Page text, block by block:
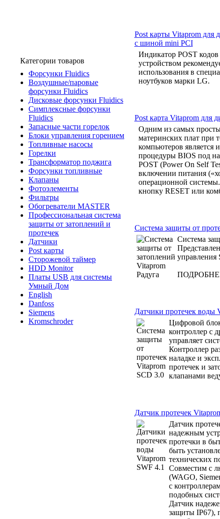
Категории товаров
Форсунки Fluidics
Воздушные/паровые
форсунки Fluidics
Дисковые форсунки Fluidics
Симплексные форсунки
Fluidics
Запасные части горелок
Блоки управления горением
Топливные насосы
Горелки
Трансформатор поджига
Форсунки топливные
Клапаны
Фотоэлементы
Фильтры
Обогреватели MASTER
Профессиональная система
защиты от затоплений и
протечек
Датчики
Post карты
Сторожевой таймер
HDD Monitor
Платы USB для системы
Умный Дом
English
Danfoss
Siemens
Kromschroder
Post карты Vitaprom для
с шиной mini PCI
Индикатор POST
устройством
использования в
ноутбуков марки LG.
Post карта Vitaprom для
Одним из самых
материнских плат при
компьютеров является
процедуры BIOS под
POST (Power On Self
включении питания
операционной
кнопку RESET или
Система защиты от
Система
управления
Датчики протечек воды
Цифровой
контроллер с
управляет
Контроллер
наладке и
протечек и
клапанами
Датчик протечек
Датчик
надежным
протечки в
быть
технических
Совместим с
(WAGO,
с
подобных
Датчик
защиты IP67),